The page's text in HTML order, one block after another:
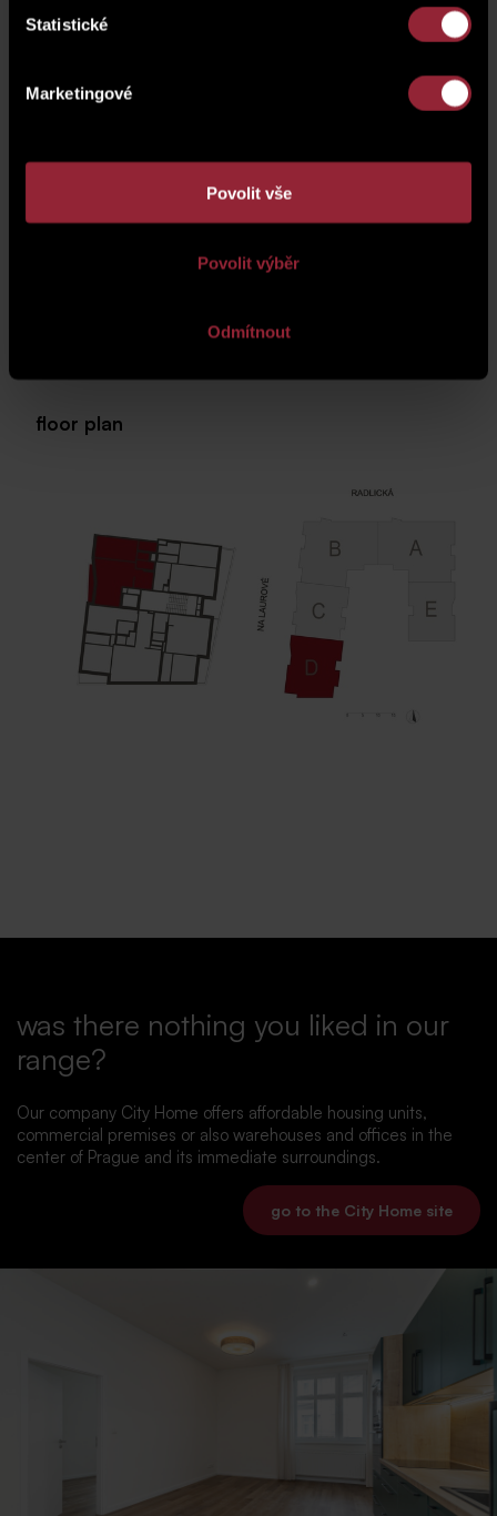
Statistické
Marketingové
Povolit vše
Povolit výběr
Odmítnout
01 Basement (cellar)
floor plan
was there nothing you liked in our
range?
Our company City Home offers affordable housing units,
commercial premises or also warehouses and offices in the
center of Prague and its immediate surroundings.
go to the City Home site